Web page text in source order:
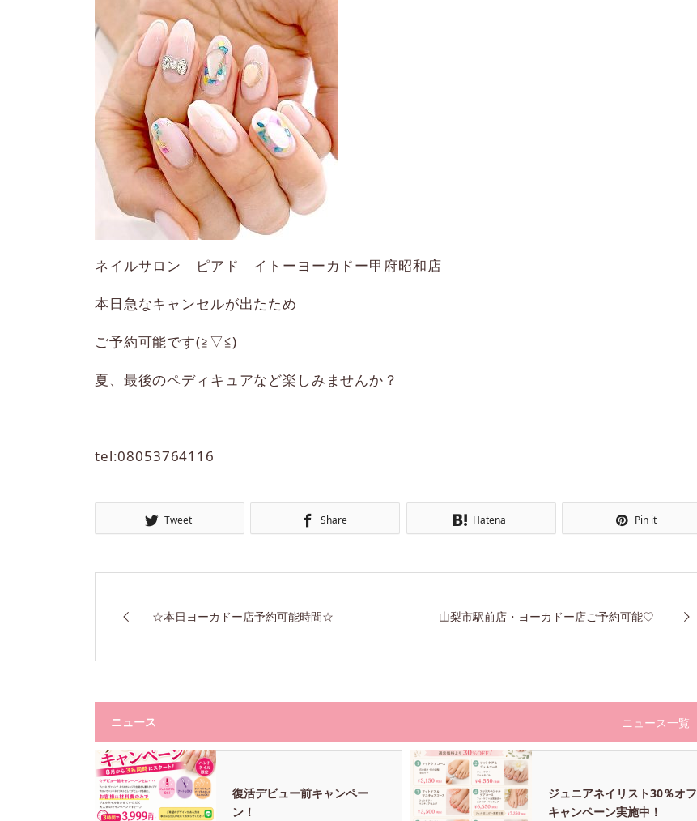
ネイルサロン ピアド イトーヨーカドー甲府昭和店
本日急なキャンセルが出たため
ご予約可能です(≧▽≦)
夏、最後のペディキュアなど楽しみませんか？
tel:08053764116
Tweet Share Hatena Pin it
☆本日ヨーカドー店予約可能時間☆ 山梨市駅前店・ヨーカドー店ご予約可能♡
ニュース ニュース一覧
復活デビュー前キャンペー
ン！
ジュニアネイリスト30％オフ
キャンペーン実施中！